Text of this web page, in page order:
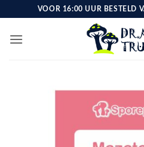
inhoud
VOOR 16:00 UUR BESTELD